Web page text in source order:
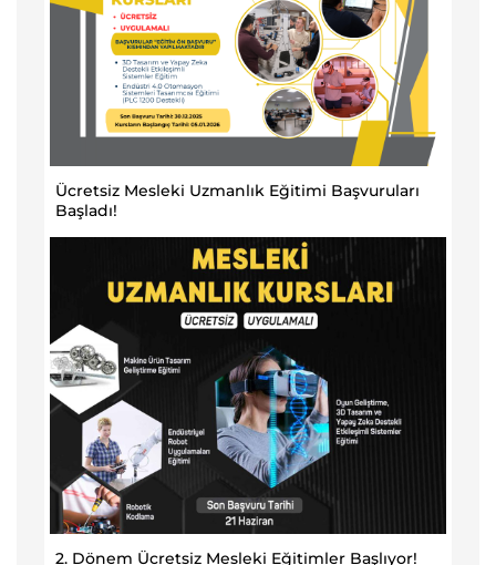
Ücretsiz Mesleki Uzmanlık Eğitimi Başvuruları
Başladı!
2. Dönem Ücretsiz Mesleki Eğitimler Başlıyor!